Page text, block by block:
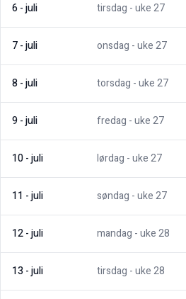
6-juli tirsdag - uke27
7-juli onsdag - uke27
8-juli torsdag - uke27
9-juli fredag - uke27
10-juli lørdag - uke27
11 -juli søndag - uke27
12-juli mandag - uke28
13 -juli tirsdag - uke28